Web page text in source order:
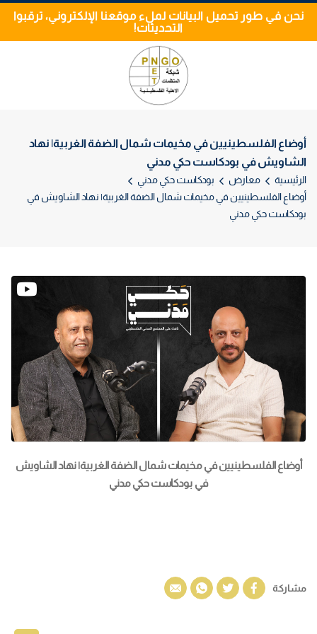
نحن في طور تحميل البيانات لملء موقعنا الإلكتروني، ترقبوا
التحديثات!
أوضاع الفلسطينيين في مخيمات شمال الضفة الغربية| نهاد
الشاويش في بودكاست حكي مدني
الرئيسية معارض
بودكاست حكي مدني
أوضاع الفلسطينيين في مخيمات شمال الضفة الغربية| نهاد الشاويش في
بودكاست حكي مدني
أوضاع الفلسطينيين في مخيمات شمال الضفة الغربية| نهاد الشاويش
في بودكاست حكي مدني
مشاركة